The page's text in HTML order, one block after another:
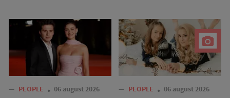
— PEOPLE 06 august 2026 — PEOPLE 06 august 2026